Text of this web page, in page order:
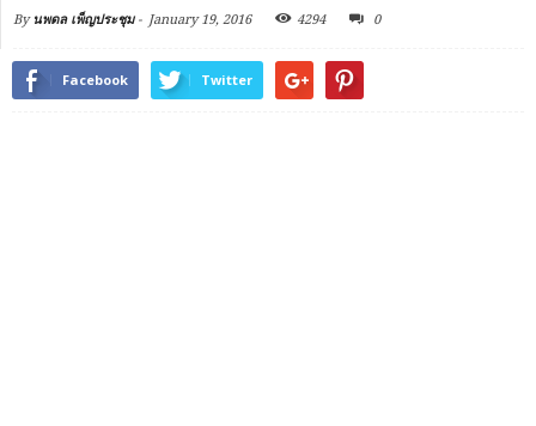
By นพดล เพ็ญประชุม- January 19, 2016 4294 0
Facebook Twitter